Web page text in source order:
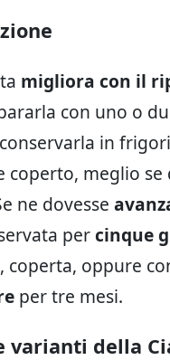
migliora con il
con uno o
in
coperto, meglio se
ne dovesse
percinque
, coperta, oppure
per tre mesi.
varianti della